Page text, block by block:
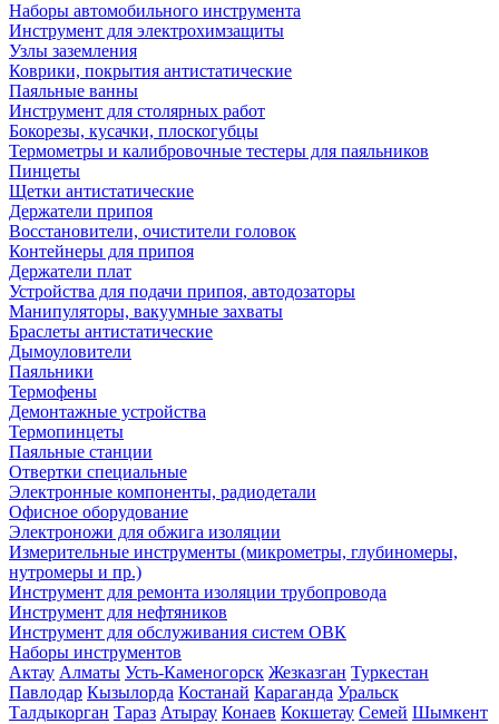
Наборы автомобильного инструмента
Инструмент для электрохимзащиты
Узлы заземления
Коврики, покрытия антистатические
Паяльные ванны
Инструмент для столярных работ
Бокорезы, кусачки, плоскогубцы
Термометры и калибровочные тестеры для паяльников
Пинцеты
Щетки антистатические
Держатели припоя
Восстановители, очистители головок
Контейнеры для припоя
Держатели плат
Устройства для подачи припоя, автодозаторы
Манипуляторы, вакуумные захваты
Браслеты антистатические
Дымоуловители
Паяльники
Термофены
Демонтажные устройства
Термопинцеты
Паяльные станции
Отвертки специальные
Электронные компоненты, радиодетали
Офисное оборудование
Электроножи для обжига изоляции
Измерительные инструменты (микрометры, глубиномеры,
нутромеры и пр.)
Инструмент для ремонта изоляции трубопровода
Инструмент для нефтяников
Инструмент для обслуживания систем ОВК
Наборы инструментов
Актау Алматы Усть-Каменогорск Жезказган Туркестан
Павлодар Кызылорда Костанай Караганда Уральск
Талдыкорган Тараз Атырау Конаев Кокшетау Семей Шымкент